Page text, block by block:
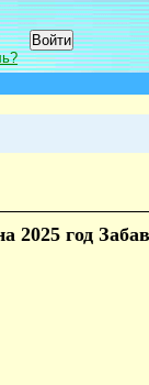
2025 год